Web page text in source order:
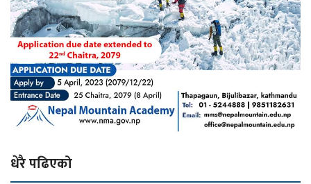
धेरै पढिएको